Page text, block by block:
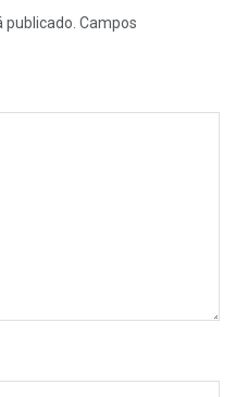
Campos